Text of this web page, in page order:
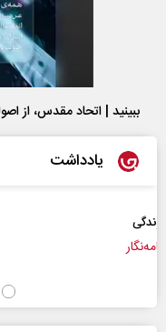
ببینید | اتحاد مقدس، از
یادداشت